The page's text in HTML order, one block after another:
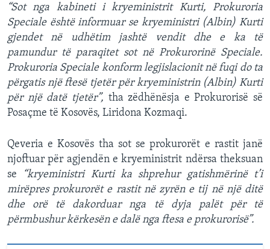
“Sot nga kabineti i kryeministrit Kurti, Prokuroria
Speciale është informuar se kryeministri (Albin) Kurti
gjendet në udhëtim jashtë vendit dhe e ka të
pamundur të paraqitet sot në Prokurorinë Speciale.
Prokuroria Speciale konform legjislacionit në fuqi do ta
përgatis një ftesë tjetër për kryeministrin (Albin) Kurti
për një datë tjetër”, tha zëdhënësja e Prokurorisë së
Posaçme të Kosovës, Liridona Kozmaqi.
Qeveria e Kosovës tha sot se prokurorët e rastit janë
njoftuar për agjendën e kryeministrit ndërsa theksuan
se
“kryeministri Kurti ka shprehur gatishmërinë t’i
mirëpres prokurorët e rastit në zyrën e tij në një ditë
dhe orë të dakorduar nga të dyja palët për të
përmbushur kërkesën e dalë nga ftesa e prokurorisë”.